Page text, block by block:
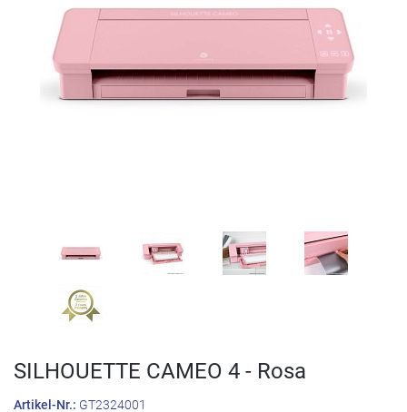
SILHOUETTE CAMEO 4 - Rosa
Artikel-Nr.: GT2324001